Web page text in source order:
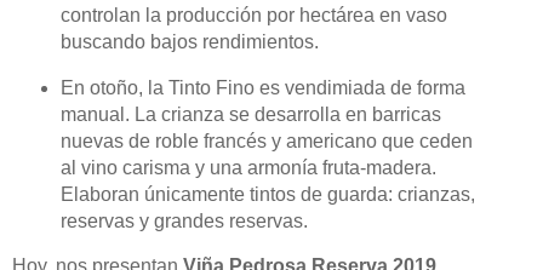
controlan la producción por hectárea en vaso
buscando bajos rendimientos.
En otoño, la Tinto Fino es vendimiada de forma
manual. La crianza se desarrolla en barricas
nuevas de roble francés y americano que ceden
al vino carisma y una armonía fruta-madera.
Elaboran únicamente tintos de guarda: crianzas,
reservas y grandes reservas.
Hoy, nos presentan Viña Pedrosa Reserva 2019